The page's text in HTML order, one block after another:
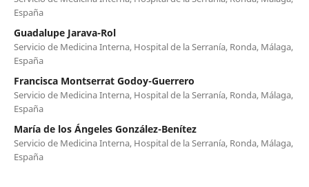
España
Guadalupe Jarava-Rol
Servicio de Medicina Interna, Hospital de la Serranía, Ronda, Málaga,
España
Francisca Montserrat Godoy-Guerrero
Servicio de Medicina Interna, Hospital de la Serranía, Ronda, Málaga,
España
María de los Ángeles González-Benítez
Servicio de Medicina Interna, Hospital de la Serranía, Ronda, Málaga,
España